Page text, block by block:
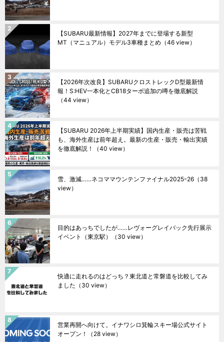
【SUBARU最新情報】2027年までに登場する新型
MT（マニュアル）モデル3車種まとめ （46 view）
【2026年次改良】SUBARUクロストレックD型最新情
報！S:HEV一本化とCB18ターボ追加の噂を徹底解説
（44 view）
【SUBARU 2026年上半期実績】国内生産・販売は苦戦
も、海外生産は前年超え。最新の生産・販売・輸出実績
を徹底解説！
（40 view）
雪、激減……ネコママウンテンファイナル2025ｰ26 （38
view）
目的はあっちでしたが……レヴォーグレイバック先行展示
イベント（東京駅）
（30 view）
快適に走れるのはどっち？東北道と常磐道を比較してみ
ました （30 view）
営業再開へ向けて。イナワシロ箕輪スキー場公式サイト
オープン！
（28 view）